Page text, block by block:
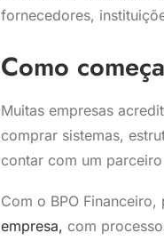
fornecedores,
Como
Muitas empresas
comprar sistemas,
contar com um
Com o BPO
empresa, com